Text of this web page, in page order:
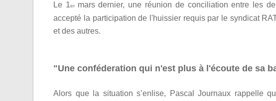
Le 1er
mars dernier, une réunion de conciliation entre les
accepté la participation de l'huissier requis par le syndicat
et des autres.
"Une conféderation qui n'est plus à l'écoute de sa
Alors que la situation s’enlise, Pascal Journaux rappelle